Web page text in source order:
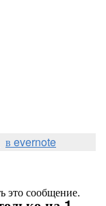
в evernote
это сообщение.